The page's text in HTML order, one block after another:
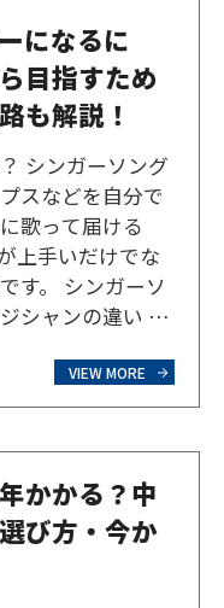
になるに
目指すため
も解説！
シンガーソング
スなどを自分で
歌って届ける
上手いだけでな
す。 シンガーソ
シャンの違い ま
ター 自分で作
歌詞や曲の中に
VIEW MORE
かかる？中
び方・今か